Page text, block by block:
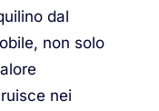
dal
non solo
nei